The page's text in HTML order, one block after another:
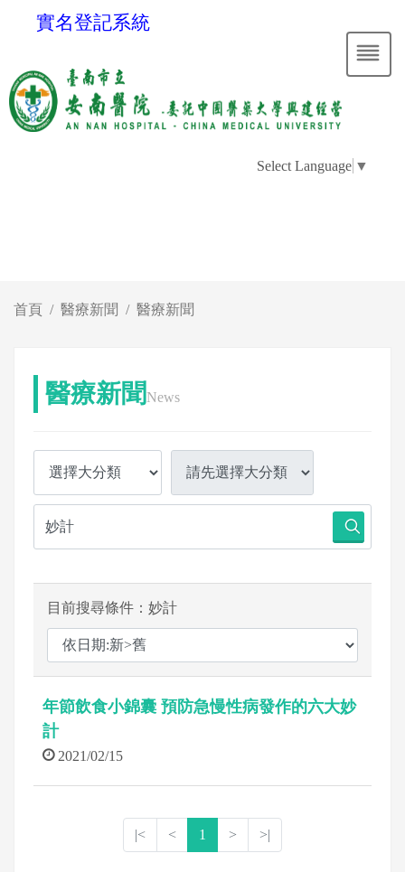
實名登記系統
Select Language ▼
首頁 醫療新聞 醫療新聞
醫療新聞 News
目前搜尋條件：妙計
年節飲食小錦囊 預防急慢性病發作的六大妙
計
2021/02/15
|< < 1 > >|